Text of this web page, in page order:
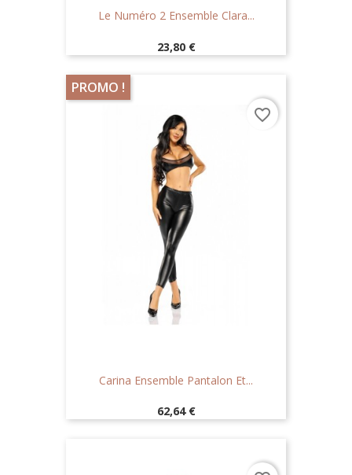
Le Numéro 2 Ensemble Clara...
Prix
23,80 €
PROMO !
Carina Ensemble Pantalon Et...
Prix
62,64 €
favorite_border